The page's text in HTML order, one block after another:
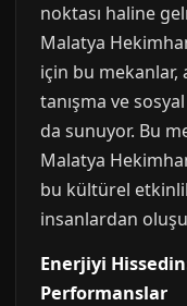
noktası haline
Malatya
için bu mekanlar,
tanışma ve
da sunuyor. Bu
Malatya
bu kültürel
insanlardan
Enerjiyi
Performanslar